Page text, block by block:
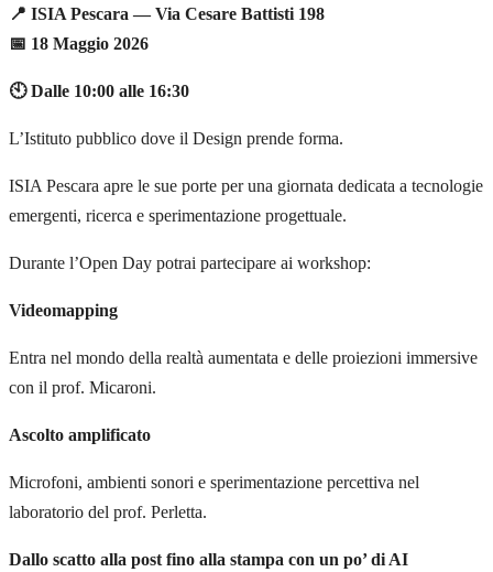
📍 ISIA Pescara — Via Cesare Battisti 198
📅 18 Maggio 2026
🕙 Dalle 10:00 alle 16:30
L’Istituto pubblico dove il Design prende forma.
ISIA Pescara apre le sue porte per una giornata dedicata a tecnologie
emergenti, ricerca e sperimentazione progettuale.
Durante l’Open Day potrai partecipare ai workshop:
Videomapping
Entra nel mondo della realtà aumentata e delle proiezioni immersive
con il prof. Micaroni.
Ascolto amplificato
Microfoni, ambienti sonori e sperimentazione percettiva nel
laboratorio del prof. Perletta.
Dallo scatto alla post fino alla stampa con un po’ di AI